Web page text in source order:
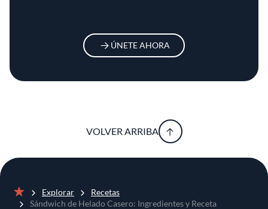
ÚNETE AHORA
VOLVER ARRIBA
Inicio
Explorar
Recetas
Sándwich de Helado Casero: Ingredientes y Receta